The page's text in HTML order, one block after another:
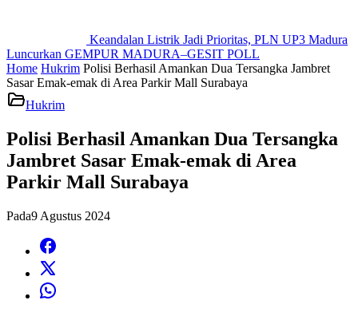
Keandalan Listrik Jadi Prioritas, PLN UP3 Madura
Luncurkan GEMPUR MADURA–GESIT POLL
Home Hukrim Polisi Berhasil Amankan Dua Tersangka Jambret
Sasar Emak-emak di Area Parkir Mall Surabaya
Hukrim
Polisi Berhasil Amankan Dua Tersangka
Jambret Sasar Emak-emak di Area
Parkir Mall Surabaya
Pada9 Agustus 2024